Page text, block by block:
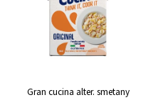
Gran cucina alter. smetany